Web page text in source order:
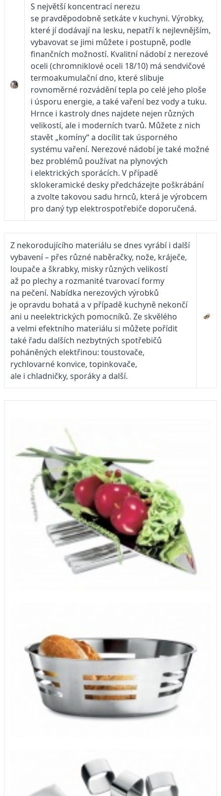
S největší koncentrací nerezu
se pravděpodobně setkáte v kuchyni. Výrobky,
které jí dodávají na lesku, nepatří k nejlevnějším,
vybavovat se jimi můžete i postupně, podle
finančních možností. Kvalitní nádobí z nerezové
oceli (chromniklové oceli 18/10) má sendvičové
termoakumulační dno, které slibuje
rovnoměrné rozvádění tepla po celé jeho ploše
i úsporu energie, a také vaření bez vody a tuku.
Hrnce i kastroly dnes najdete nejen různých
velikostí, ale i moderních tvarů. Můžete z nich
stavět „komíny“ a docílit tak úsporného
systému vaření. Nerezové nádobí je také možné
bez problémů používat na plynových
i elektrických sporácích. V případě
sklokeramické desky předcházejte poškrábání
a zvolte takovou sadu hrnců, která je výrobcem
pro daný typ elektrospotřebiče doporučená.
Z nekorodujícího materiálu se dnes vyrábí i další
vybavení – přes různé naběračky, nože, kráječe,
loupače a škrabky, misky různých velikostí
až po plechy a rozmanité tvarovací formy
na pečení. Nabídka nerezových výrobků
je opravdu bohatá a v případě kuchyně nekončí
ani u neelektrických pomocníků. Ze skvělého
a velmi efektního materiálu si můžete pořídit
také řadu dalších nezbytných spotřebičů
poháněných elektřinou: toustovače,
rychlovarné konvice, topinkovače,
ale i chladničky, sporáky a další.